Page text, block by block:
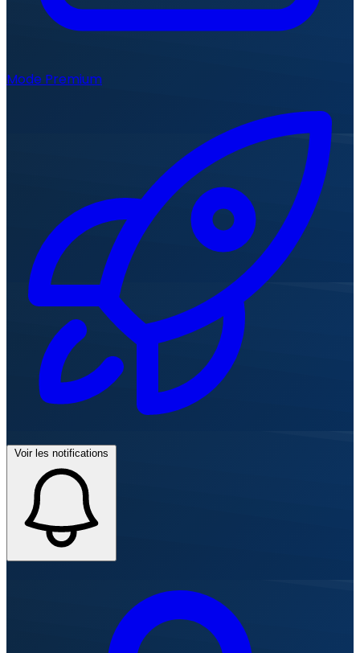
Mode Premium
Voir les notifications